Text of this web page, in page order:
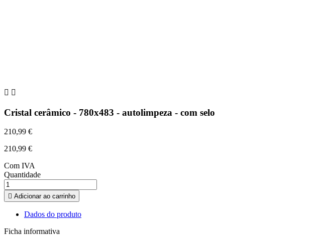
 
Cristal cerâmico - 780x483 - autolimpeza - com selo
210,99 €
210,99 €
Com IVA
Quantidade
 Adicionar ao carrinho
Dados do produto
Ficha informativa